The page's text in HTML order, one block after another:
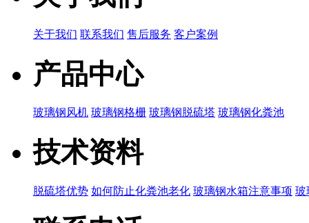
关于我们 联系我们 售后服务 客户案例
产品中心
玻璃钢风机 玻璃钢格栅 玻璃钢脱硫塔 玻璃钢化粪池
技术资料
脱硫塔优势 如何防止化粪池老化 玻璃钢水箱注意事项 玻